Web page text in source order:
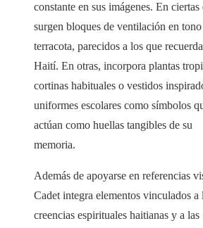
constante en sus imágenes. En ciertas
surgen bloques de ventilación en tono
terracota, parecidos a los que
Haití. En otras, incorpora plantas
cortinas habituales o vestidos
uniformes escolares como símbolos
actúan como huellas tangibles de su
memoria.
Además de apoyarse en referencias
Cadet integra elementos vinculados a
creencias espirituales haitianas y a las